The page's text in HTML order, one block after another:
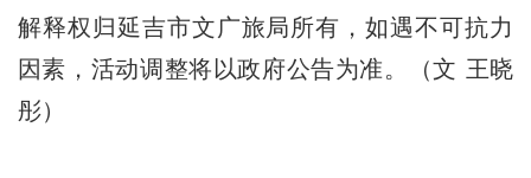
解释权归延吉市文广旅局所有，如遇不可抗力
因素，活动调整将以政府公告为准。（文 王晓
彤）